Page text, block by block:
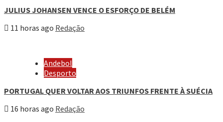
JULIUS JOHANSEN VENCE O ESFORÇO DE BELÉM
11 horas ago Redação
Andebol
Desporto
PORTUGAL QUER VOLTAR AOS TRIUNFOS FRENTE À SUÉCIA
16 horas ago Redação